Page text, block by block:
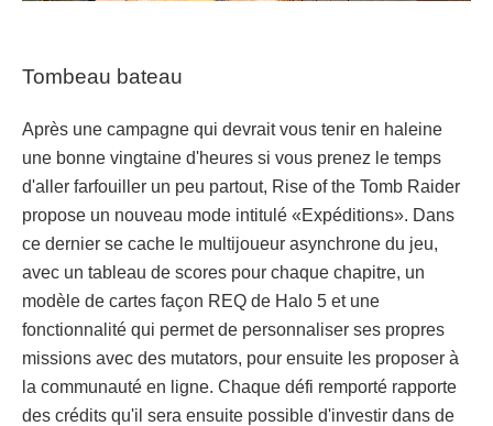
Tombeau bateau
Après une campagne qui devrait vous tenir en haleine
une bonne vingtaine d'heures si vous prenez le temps
d'aller farfouiller un peu partout, Rise of the Tomb Raider
propose un nouveau mode intitulé «Expéditions». Dans
ce dernier se cache le multijoueur asynchrone du jeu,
avec un tableau de scores pour chaque chapitre, un
modèle de cartes façon REQ de Halo 5 et une
fonctionnalité qui permet de personnaliser ses propres
missions avec des mutators, pour ensuite les proposer à
la communauté en ligne. Chaque défi remporté rapporte
des crédits qu'il sera ensuite possible d'investir dans de